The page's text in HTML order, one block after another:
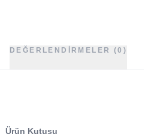
DEĞERLENDIRMELER (0)
Ürün Kutusu